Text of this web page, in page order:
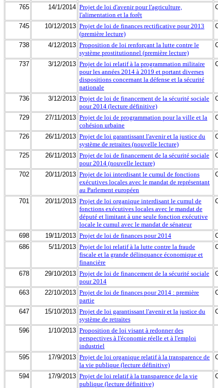
765 14/1/2014 Projet de loi d'avenir pour l'agriculture,
l'alimentation et la forêt
745 10/12/2013 Projet de loi de finances rectificative pour 2013
(première lecture)
738 4/12/2013 Proposition de loi renforçant la lutte contre le
système prostitutionnel (première lecture)
737 3/12/2013 Projet de loi relatif à la programmation militaire
pour les années 2014 à 2019 et portant diverses
dispositions concernant la défense et la sécurité
nationale
736 3/12/2013 Projet de loi de financement de la sécurité sociale
pour 2014 (lecture définitive)
729 27/11/2013 Projet de loi de programmation pour la ville et la
cohésion urbaine
726 26/11/2013 Projet de loi garantissant l'avenir et la justice du
système de retraites (nouvelle lecture)
725 26/11/2013 Projet de loi de financement de la sécurité sociale
pour 2014 (nouvelle lecture)
702 20/11/2013 Projet de loi interdisant le cumul de fonctions
exécutives locales avec le mandat de représentant
au Parlement européen
701 20/11/2013 Projet de loi organique interdisant le cumul de
fonctions exécutives locales avec le mandat de
député et limitant à une seule fonction exécutive
locale le cumul avec le mandat de sénateur
698 19/11/2013 Projet de loi de finances pour 2014
686
5/11/2013 Projet de loi relatif à la lutte contre la fraude
fiscale et la grande délinquance économique et
financière
678 29/10/2013 Projet de loi de financement de la sécurité sociale
pour 2014
663 22/10/2013 Projet de loi de finances pour 2014 : première
partie
647 15/10/2013 Projet de loi garantissant l'avenir et la justice du
système de retraites
596 1/10/2013 Proposition de loi visant à redonner des
perspectives à l'économie réelle et à l'emploi
industriel
595
17/9/2013 Projet de loi organique relatif à la transparence de
la vie publique (lecture définitive)
594 17/9/2013 Projet de loi relatif à la transparence de la vie
publique (lecture définitive)